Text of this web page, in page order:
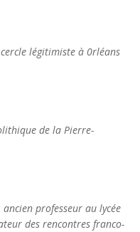
légitimiste à 0rléans
de la Pierre-
professeur au lycée
des rencontres franco-